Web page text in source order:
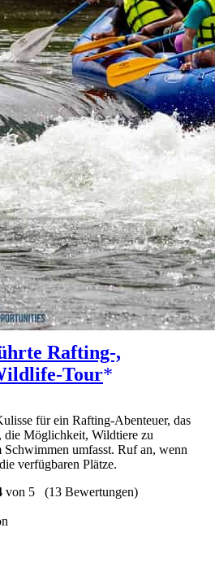
Rafting-,
Tour
für ein Rafting-Abenteuer, das
die Möglichkeit, Wildtiere zu
Schwimmen umfasst. Ruf an, wenn
verfügbaren Plätze.
von 5 (13 Bewertungen)